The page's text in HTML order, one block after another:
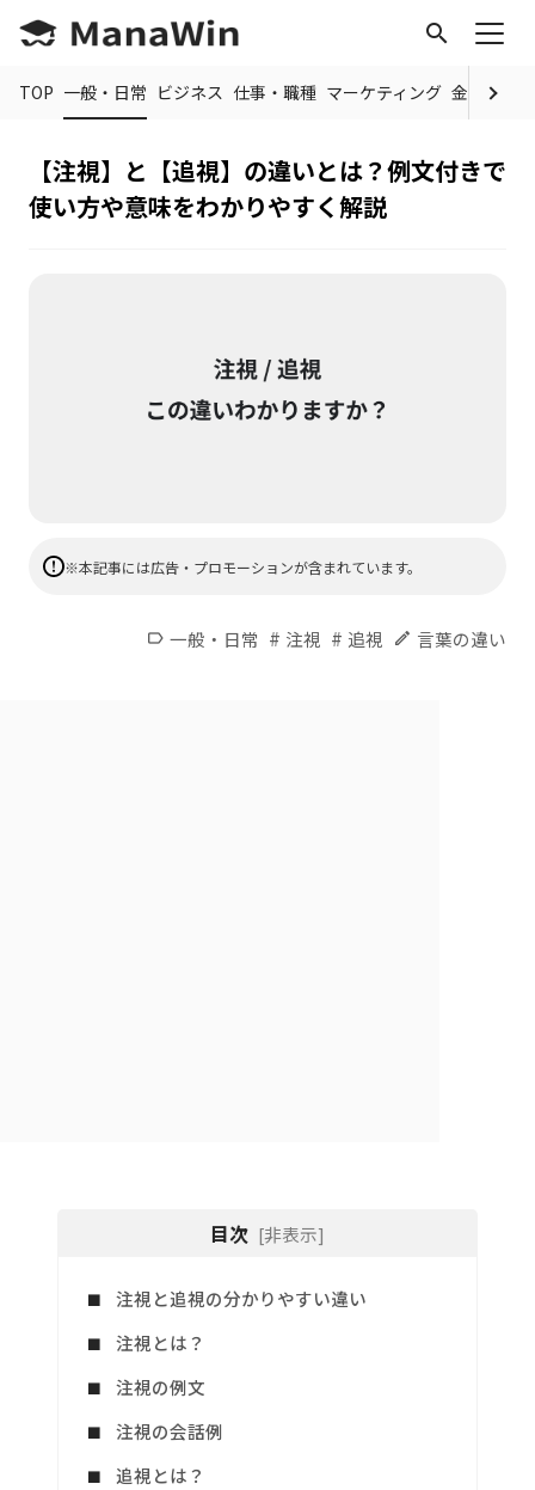
search
TOP 一般・日常 ビジネス 仕事・職種 マーケティング 金融 制度
【注視】と【追視】の違いとは？例文付きで
使い方や意味をわかりやすく解説
※本記事には広告・プロモーションが含まれています。
label 一般・日常 # 注視 # 追視 edit 言葉の違い
目次 [非表示]
注視と追視の分かりやすい違い
注視とは？
注視の例文
注視の会話例
追視とは？